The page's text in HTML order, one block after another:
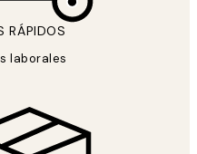
RÁPIDOS
laborales